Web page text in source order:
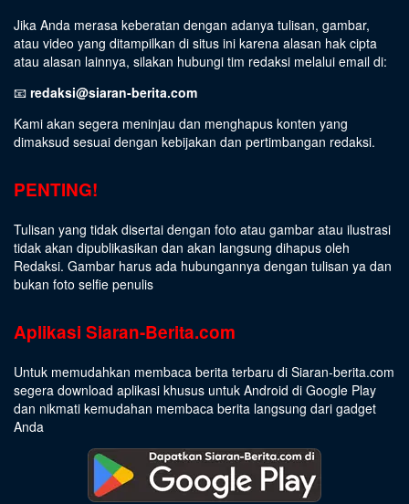
Jika Anda merasa keberatan dengan adanya tulisan, gambar,
atau video yang ditampilkan di situs ini karena alasan hak cipta
atau alasan lainnya, silakan hubungi tim redaksi melalui email di:
📧 redaksi@siaran-berita.com
Kami akan segera meninjau dan menghapus konten yang
dimaksud sesuai dengan kebijakan dan pertimbangan redaksi.
PENTING!
Tulisan yang tidak disertai dengan foto atau gambar atau ilustrasi
tidak akan dipublikasikan dan akan langsung dihapus oleh
Redaksi. Gambar harus ada hubungannya dengan tulisan ya dan
bukan foto selfie penulis
Aplikasi Siaran-Berita.com
Untuk memudahkan membaca berita terbaru di Siaran-berita.com
segera download aplikasi khusus untuk Android di Google Play
dan nikmati kemudahan membaca berita langsung dari gadget
Anda